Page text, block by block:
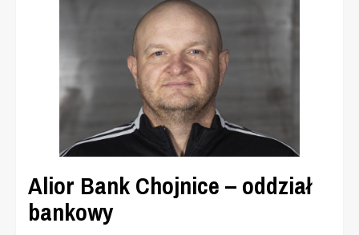
Alior Bank Chojnice – oddział
bankowy